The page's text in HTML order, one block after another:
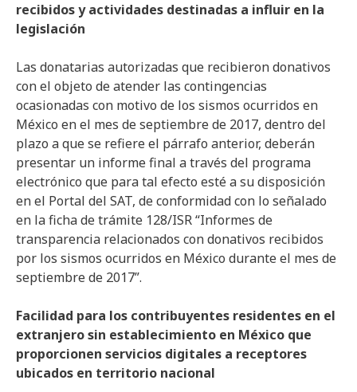
recibidos y actividades destinadas a influir en la
legislación
Las donatarias autorizadas que recibieron donativos
con el objeto de atender las contingencias
ocasionadas con motivo de los sismos ocurridos en
México en el mes de septiembre de 2017, dentro del
plazo a que se refiere el párrafo anterior, deberán
presentar un informe final a través del programa
electrónico que para tal efecto esté a su disposición
en el Portal del SAT, de conformidad con lo señalado
en la ficha de trámite 128/ISR “Informes de
transparencia relacionados con donativos recibidos
por los sismos ocurridos en México durante el mes de
septiembre de 2017”.
Facilidad para los contribuyentes residentes en el
extranjero sin establecimiento en México que
proporcionen servicios digitales a receptores
ubicados en territorio nacional